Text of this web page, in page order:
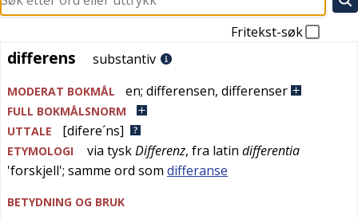
Fritekst-søk
differens
differens substantiv
MODERAT BOKMÅL en; differensen, differenser
FULL BOKMÅLSNORM
UTTALE
[difere´ns]
ETYMOLOGI via tyskDifferenz, fra latin differentia
'forskjell'; samme ord som differanse
BETYDNING OG BRUK